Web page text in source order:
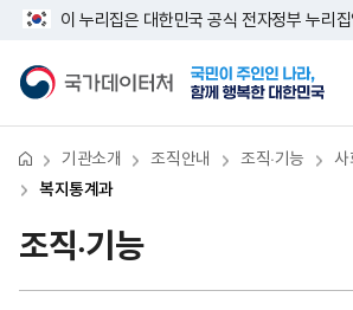
뛰
이 누리집은 대한민국 공식 전자정부 누리
터
바
(새
기)
열
기관소개 조직안내 조직·기능 사
복지통계과
조직·기능